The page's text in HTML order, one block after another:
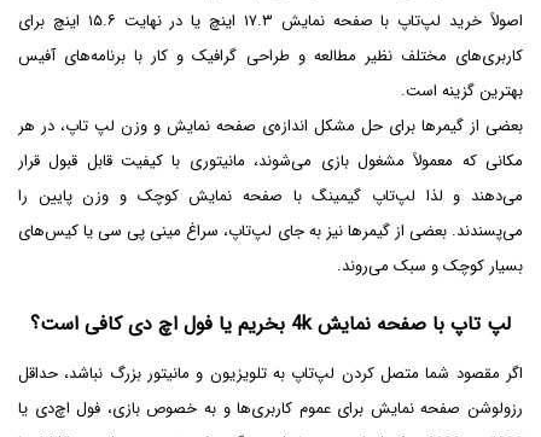
اصولاً خرید لپ‌تاپ با صفحه نمایش ۱۷.۳ اینچ یا در نهایت ۱۵.۶ اینچ برای
کاربری‌های مختلف نظیر مطالعه و طراحی گرافیک و کار با برنامه‌های آفیس
بهترین گزینه است.
بعضی از گیمرها برای حل مشکل اندازه‌ی صفحه نمایش و وزن لپ تاپ، در هر
مکانی که معمولاً مشغول بازی می‌شوند، مانیتوری با کیفیت قابل قبول قرار
می‌دهند و لذا لپ‌تاپ گیمینگ با صفحه نمایش کوچک و وزن پایین را
می‌پسندند. بعضی از گیمرها نیز به جای لپ‌تاپ، سراغ مینی پی سی یا کیس‌های
بسیار کوچک و سبک می‌روند.
لپ تاپ با صفحه نمایش 4k بخریم یا فول اچ دی کافی است؟
اگر مقصود شما متصل کردن لپ‌تاپ به تلویزیون و مانیتور بزرگ نباشد، حداقل
رزولوشن صفحه نمایش برای عموم کاربری‌ها و به خصوص بازی، فول اچ‌دی یا